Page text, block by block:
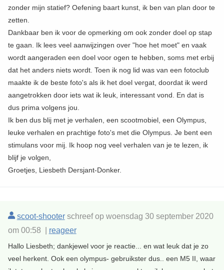
zonder mijn statief? Oefening baart kunst, ik ben van plan door te
zetten.
Dankbaar ben ik voor de opmerking om ook zonder doel op stap
te gaan. Ik lees veel aanwijzingen over "hoe het moet" en vaak
wordt aangeraden een doel voor ogen te hebben, soms met erbij
dat het anders niets wordt. Toen ik nog lid was van een fotoclub
maakte ik de beste foto's als ik het doel vergat, doordat ik werd
aangetrokken door iets wat ik leuk, interessant vond. En dat is
dus prima volgens jou.
Ik ben dus blij met je verhalen, een scootmobiel, een Olympus,
leuke verhalen en prachtige foto's met die Olympus. Je bent een
stimulans voor mij. Ik hoop nog veel verhalen van je te lezen, ik
blijf je volgen,
Groetjes, Liesbeth Dersjant-Donker.
scoot-shooterschreef op woensdag 30 september 2020
om 00:58 | reageer
Hallo Liesbeth; dankjewel voor je reactie... en wat leuk dat je zo
veel herkent. Ook een olympus- gebruikster dus.. een M5 II, waar